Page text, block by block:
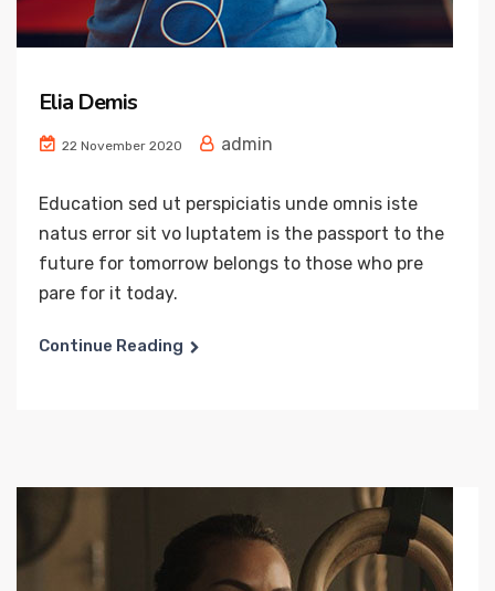
Elia Demis
22 November 2020 admin
Education sed ut perspiciatis unde omnis iste
natus error sit vo luptatem is the passport to the
future for tomorrow belongs to those who pre
pare for it today.
Continue Reading